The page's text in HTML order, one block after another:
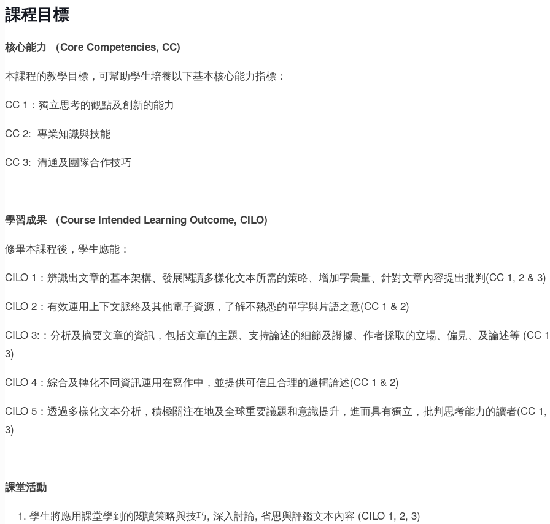
課程目標
核心能力 （Core Competencies, CC)
本課程的教學目標，可幫助學生培養以下基本核心能力指標：
CC 1：獨立思考的觀點及創新的能力
CC 2: 專業知識與技能
CC 3: 溝通及團隊合作技巧
學習成果 （Course Intended Learning Outcome, CILO)
修畢本課程後，學生應能：
CILO 1：辨識出文章的基本架構、發展閱讀多樣化文本所需的策略、增加字彙量、針對文章內容提出批判(CC 1, 2 & 3)
CILO 2：有效運用上下文脈絡及其他電子資源，了解不熟悉的單字與片語之意(CC 1 & 2)
CILO 3:：分析及摘要文章的資訊，包括文章的主題、支持論述的細節及證據、作者採取的立場、偏見、及論述等 (CC
3)
CILO 4：綜合及轉化不同資訊運用在寫作中，並提供可信且合理的邏輯論述(CC 1 & 2)
CILO 5：透過多樣化文本分析，積極關注在地及全球重要議題和意識提升，進而具有獨立，批判思考能力的讀者(CC 1,
3)
課堂活動
學生將應用課堂學到的閱讀策略與技巧, 深入討論, 省思與評鑑文本內容 (CILO 1, 2, 3)